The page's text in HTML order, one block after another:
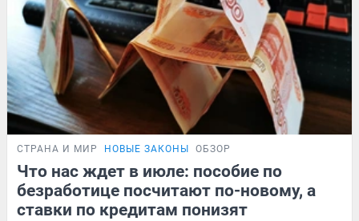
СТРАНА И МИР НОВЫЕ ЗАКОНЫ ОБЗОР
Что нас ждет в июле: пособие по
безработице посчитают по-новому, а
ставки по кредитам понизят